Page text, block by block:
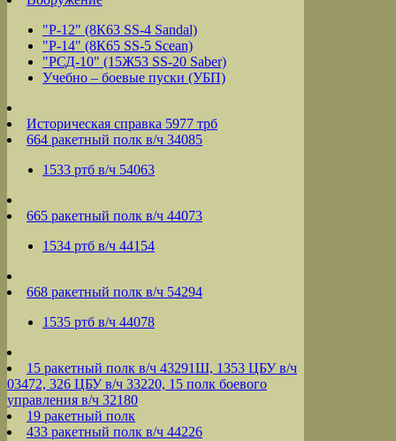
"Р-12" (8К63 SS-4 Sandal)
"Р-14" (8К65 SS-5 Scean)
"РСД-10" (15Ж53 SS-20 Saber)
Учебно – боевые пуски (УБП)
Историческая справка 5977 трб
664 ракетный полк в/ч 34085
1533 ртб в/ч 54063
665 ракетный полк в/ч 44073
1534 ртб в/ч 44154
668 ракетный полк в/ч 54294
1535 ртб в/ч 44078
15 ракетный полк в/ч 43291Ш, 1353 ЦБУ в/ч
03472, 326 ЦБУ в/ч 33220, 15 полк боевого
управления в/ч 32180
19 ракетный полк
433 ракетный полк в/ч 44226